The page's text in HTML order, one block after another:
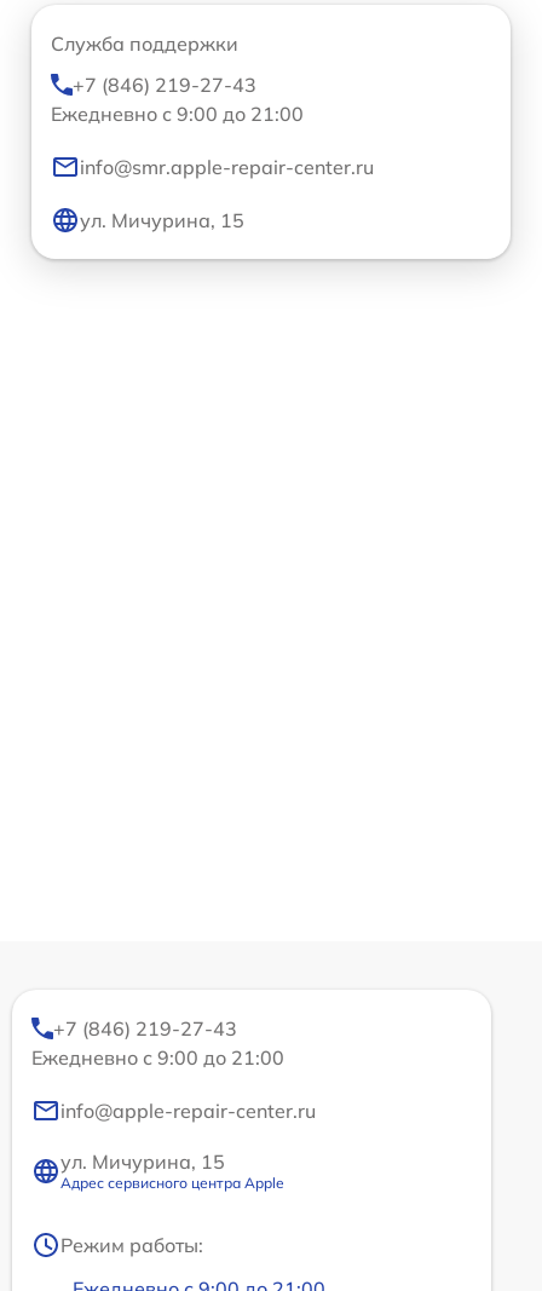
Служба поддержки
+7 (846) 219-27-43
Ежедневно с 9:00 до 21:00
info@smr.apple-repair-center.ru
ул. Мичурина, 15
+7 (846) 219-27-43
Ежедневно с 9:00 до 21:00
info@apple-repair-center.ru
ул. Мичурина, 15
Адрес сервисного центра Apple
Режим работы: